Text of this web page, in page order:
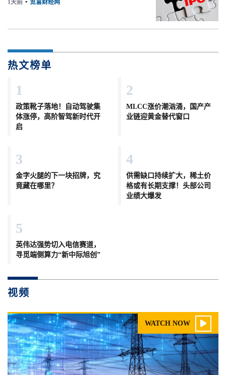
1天前 • 览富财经网
热文榜单
1
政策靴子落地！自动驾驶集
体涨停，高阶智驾新时代开
启
2
MLCC涨价潮汹涌，国产产
业链迎黄金替代窗口
3
金字火腿的下一块招牌，究
竟藏在哪里？
4
供需缺口持续扩大，稀土价
格或有长期支撑！头部公司
业绩大爆发
5
英伟达强势切入电信赛道，
寻觅端侧算力“新中际旭创”
视频
WATCH NOW 